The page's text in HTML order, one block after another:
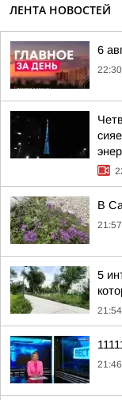
ЛЕНТА НОВОСТЕЙ
6
22:30
В
21:57
5
21:54
21:46